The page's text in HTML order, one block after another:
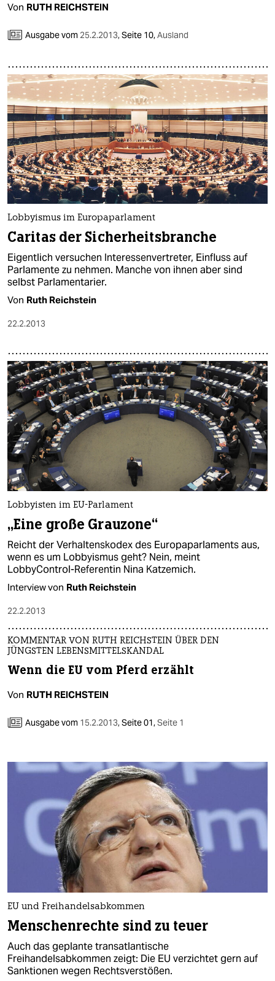
Von RUTH REICHSTEIN
Ausgabe vom 25.2.2013,Seite 10,Ausland
Lobbyismus im Europaparlament
Caritas der Sicherheitsbranche
Eigentlich versuchen Interessenvertreter, Einfluss auf
Parlamente zu nehmen. Manche von ihnen aber sind
selbst Parlamentarier.
Von Ruth Reichstein
22.2.2013
Lobbyisten im EU-Parlament
„Eine große Grauzone“
Reicht der Verhaltenskodex des Europaparlaments aus,
wenn es um Lobbyismus geht? Nein, meint
LobbyControl-Referentin Nina Katzemich.
Interview von Ruth Reichstein
22.2.2013
KOMMENTAR VON RUTH REICHSTEIN ÜBER DEN
JÜNGSTEN LEBENSMITTELSKANDAL
Wenn die EU vom Pferd erzählt
Von RUTH REICHSTEIN
Ausgabe vom 15.2.2013,Seite 01,Seite 1
EU und Freihandelsabkommen
Menschenrechte sind zu teuer
Auch das geplante transatlantische
Freihandelsabkommen zeigt: Die EU verzichtet gern auf
Sanktionen wegen Rechtsverstößen.